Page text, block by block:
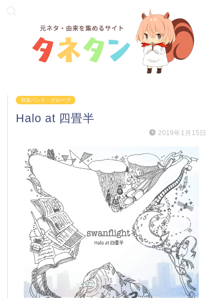
邦楽バンド・グループ
Halo at 四畳半
2019年1月15日